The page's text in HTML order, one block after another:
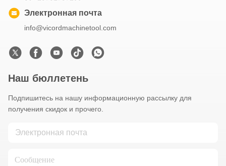
Электронная почта
info@vicordmachinetool.com
Наш бюллетень
Подпишитесь на нашу информационную рассылку для
получения скидок и прочего.